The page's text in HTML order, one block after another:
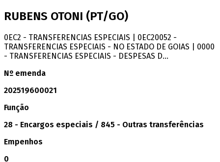
RUBENS OTONI (PT/GO)
0EC2 - TRANSFERENCIAS ESPECIAIS | 0EC20052 -
TRANSFERENCIAS ESPECIAIS - NO ESTADO DE GOIAS | 0000
- TRANSFERENCIAS ESPECIAIS - DESPESAS D...
Nº emenda
202519600021
Função
28 - Encargos especiais / 845 - Outras transferências
Empenhos
0